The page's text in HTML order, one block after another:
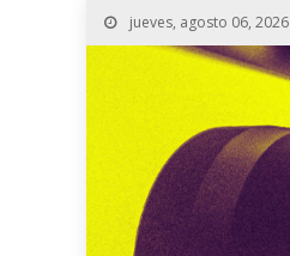
jueves, agosto 06, 2026